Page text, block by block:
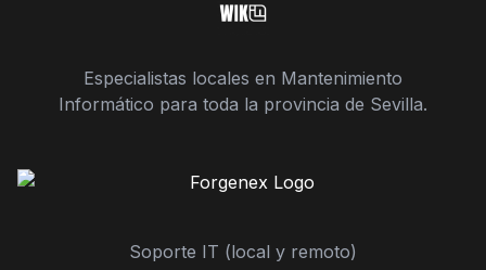
Especialistas locales en Mantenimiento
Informático para toda la provincia de Sevilla.
Soporte IT (local y remoto)